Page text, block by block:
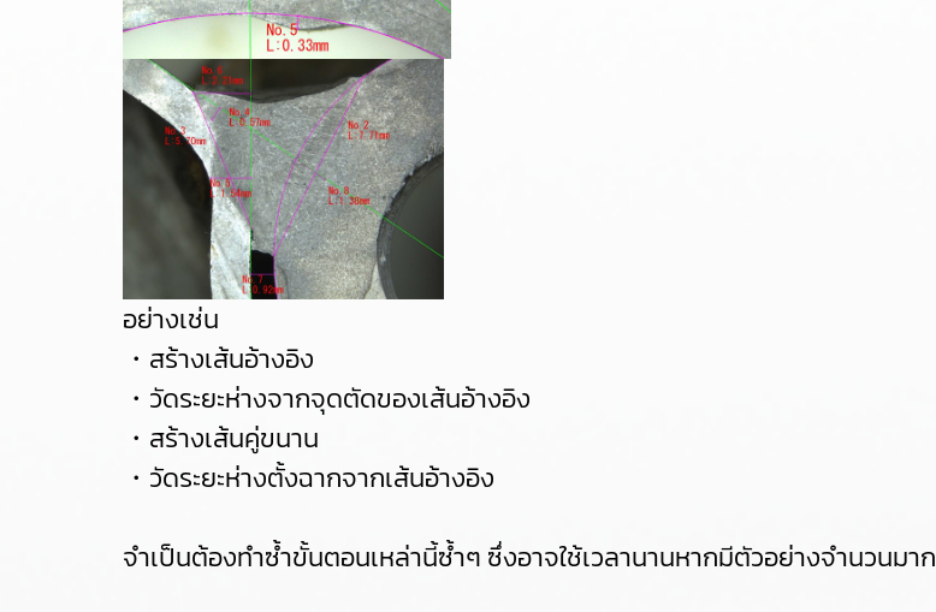
อย่างเช่น
・สร้างเส้นอ้างอิง
・วัดระยะห่างจากจุดตัดของเส้นอ้างอิง
・สร้างเส้นคู่ขนาน
・วัดระยะห่างตั้งฉากจากเส้นอ้างอิง
จำเป็นต้องทำซ้ำขั้นตอนเหล่านี้ซ้ำๆ ซึ่งอาจใช้เวลานานหากมีตัวอย่างจำนวนมาก